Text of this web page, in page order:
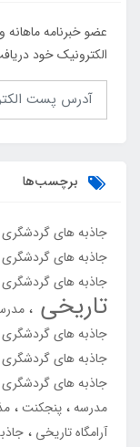
عضو خبرنامه
الکترونیک خود
برچسب‌ها
جاذبه های گردشگری
جاذبه های گردشگری
جاذبه های گردشگری
تاریخی
جاذبه های گردشگری
جاذبه های گردشگری
جاذبه های گردشگری
مدرسه پنجکنت
آرامگاه تاریخی